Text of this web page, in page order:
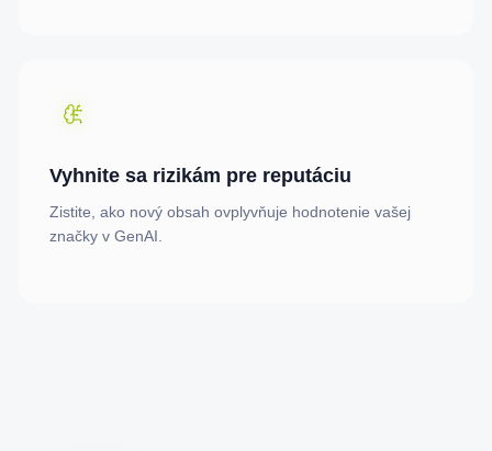
Vyhnite sa rizikám pre reputáciu
Zistite, ako nový obsah ovplyvňuje hodnotenie vašej
značky v GenAI.